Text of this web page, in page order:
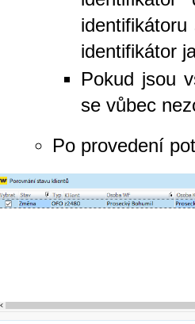
identifikátor
Pokud jsou
se vůbec
Po provedení